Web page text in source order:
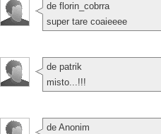
de florin_cobrra
super tare coaieeee
de patrik
misto...!!!
de Anonim